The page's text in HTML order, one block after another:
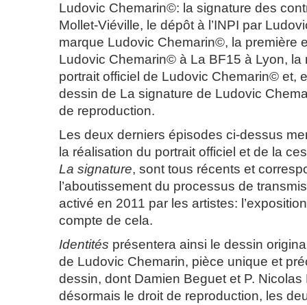
Ludovic Chemarin©: la signature des
Mollet-Viéville, le dépôt à l’INPI par
marque Ludovic Chemarin©, la première
Ludovic Chemarin© à La BF15 à Lyon, la
portrait officiel de Ludovic Chemarin© et,
dessin de La signature de Ludovic
de reproduction.
Les deux derniers épisodes ci-dessus
la réalisation du portrait officiel et de la
La signature, sont tous récents et
l’aboutissement du processus de
activé en 2011 par les artistes:
compte de cela.
Identités présentera ainsi le dessin
de Ludovic Chemarin, pièce unique et
dessin, dont Damien Beguet et P.
désormais le droit de reproduction, les